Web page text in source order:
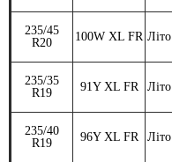
235/45
R20
100W XL FR Літо
235/35
R19
91Y XL FR Літо
235/40
R19
96Y XL FR Літо